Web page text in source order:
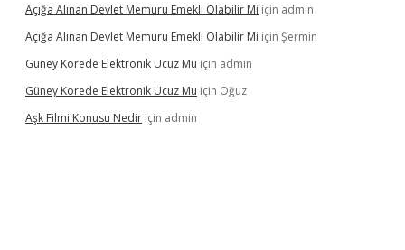
Açığa Alınan Devlet Memuru Emekli Olabilir Mi için admin
Açığa Alınan Devlet Memuru Emekli Olabilir Mi için Şermin
Güney Korede Elektronik Ucuz Mu için admin
Güney Korede Elektronik Ucuz Mu için Oğuz
Aşk Filmi Konusu Nedir için admin